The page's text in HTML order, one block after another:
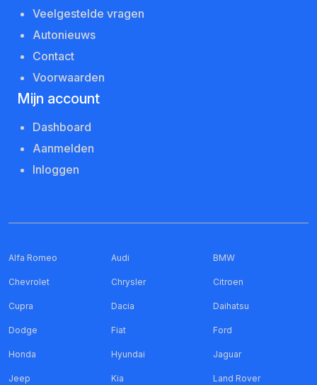
Veelgestelde vragen
Autonieuws
Contact
Voorwaarden
Mijn account
Dashboard
Aanmelden
Inloggen
Alfa Romeo Audi BMW
Chevrolet Chrysler Citroen
Cupra Dacia Daihatsu
Dodge Fiat Ford
Honda Hyundai Jaguar
Jeep Kia Land Rover